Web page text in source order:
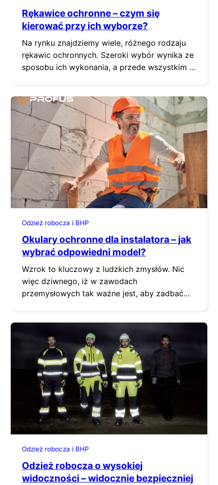
Rękawice ochronne – czym się
kierować przy ich wyborze?
Na rynku znajdziemy wiele, różnego rodzaju
rękawic ochronnych. Szeroki wybór wynika ze
sposobu ich wykonania, a przede wszystkim z
poliuretan czy może skóra? Przedstawiamy
charakterystykę poszczególnych materiałów
oraz wyjaśniamy, co najlepiej sprawdzi się do
różnych prac, również w okresie zimowym. Z
danych GUS na 2020 r.…
Odzież robocza i BHP
Okulary ochronne dla instalatora – jak
wybrać odpowiedni model?
Wzrok to kluczowy z ludzkich zmysłów. Nic
więc dziwnego, iż w zawodach
przemysłowych tak ważne jest, aby zadbać
oczu. Na co zwrócić uwagę przy ich doborze?
Zasada pierwsza – uwzględnij jakie
zastosowanie będą mieć okulary ochronne W…
Odzież robocza i BHP
Odzież robocza o wysokiej
widoczności – widocznie bezpieczniej